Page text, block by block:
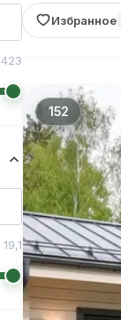
423
19,1
Избранное
152